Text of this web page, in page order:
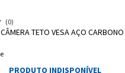
(0)
TETO VESA AÇO
PRODUTO INDISPONÍVEL